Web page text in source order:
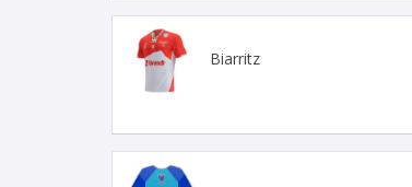
Biarritz